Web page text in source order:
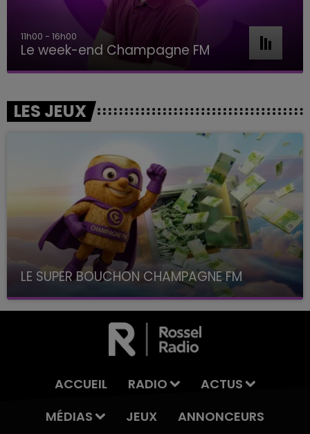
11h00 - 16h00
Le week-end Champagne FM
LES JEUX
LE SUPER BOUCHON CHAMPAGNE FM
avec La Famille Champagne FM, à 8H10
ACCUEIL RADIO
ACTUS
MÉDIAS
JEUX ANNONCEURS